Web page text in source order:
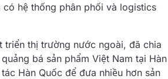
hệ thống phân phối và logistics
triển thị trường nước ngoài, đã chia
bá sản phẩm Việt Nam tại Hàn
Hàn Quốc để đưa nhiều hơn sản